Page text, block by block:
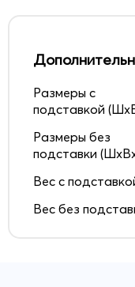
Размеры с
подставкой
Размеры без
подставки
Вес с
Вес без